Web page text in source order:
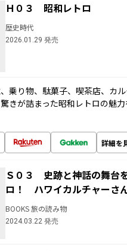
Ｈ０３ 昭和レトロ
歴史時代
2026.01.29 発売
乗り物、駄菓子、喫茶店、カ
きが詰まった昭和レトロの魅
詳細を
Ｓ０３ 史跡と神話の舞台
ロ！ ハワイカルチャーさ
BOOKS 旅の読み物
2024.03.22 発売